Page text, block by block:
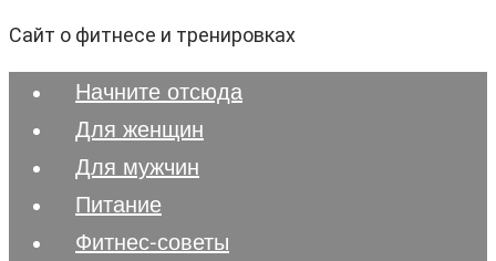
Сайт о фитнесе и тренировках
Начните отсюда
Для женщин
Для мужчин
Питание
Фитнес-советы